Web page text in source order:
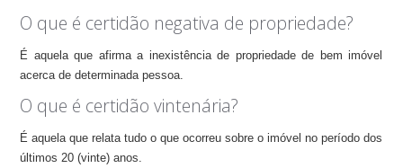
O que é certidão negativa de propriedade?
É aquela que afirma a inexistência de propriedade de bem imóvel
acerca de determinada pessoa.
O que é certidão vintenária?
É aquela que relata tudo o que ocorreu sobre o imóvel no período dos
últimos 20 (vinte) anos.